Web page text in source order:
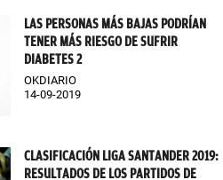
LAS PERSONAS MÁS BAJAS PODRÍAN
TENER MÁS RIESGO DE SUFRIR
DIABETES 2
OKDIARIO
14-09-2019
CLASIFICACIÓN LIGA SANTANDER 2019:
RESULTADOS DE LOS PARTIDOS DE